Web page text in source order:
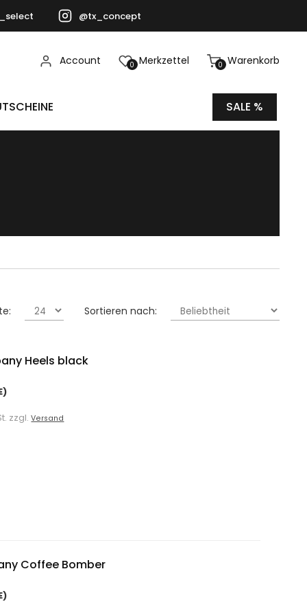
@tx_concept
0 Warenkorb
0 Merkzettel
Account
SALE %
Sortieren nach:
Heels black
zzgl.Versand
Coffee Bomber